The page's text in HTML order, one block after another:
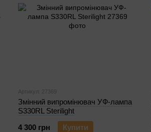
Артикул: 27369
Змінний випромінювач УФ-лампа
S330RL Sterilight
4 300 грн
Купити